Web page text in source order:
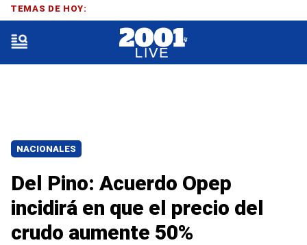
NACIONALES
Del Pino: Acuerdo Opep
incidirá en que el precio del
crudo aumente 50%
TEMAS DE HOY: